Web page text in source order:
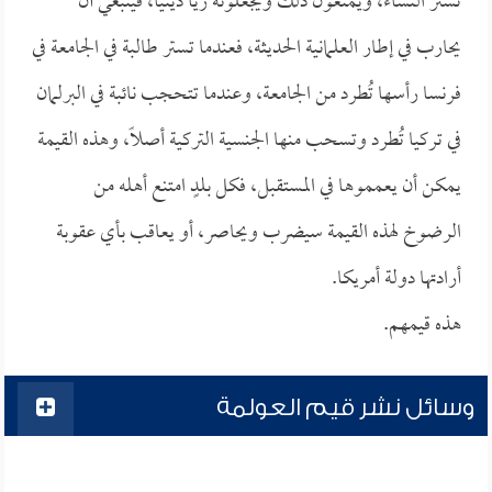
يحارب في إطار العلمانية الحديثة، فعندما تستر طالبة في الجامعة في
فرنسا رأسها تُطرد من الجامعة، وعندما تتحجب نائبة في البرلمان
في تركيا تُطرد وتسحب منها الجنسية التركية أصلاً، وهذه القيمة
يمكن أن يعمموها في المستقبل، فكل بلدٍ امتنع أهله من
الرضوخ لهذه القيمة سيضرب ويحاصر، أو يعاقب بأي عقوبة
أرادتها دولة أمريكا.
هذه قيمهم.
وسائل نشر قيم العولمة